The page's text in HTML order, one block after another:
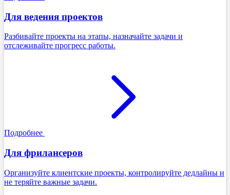
Для ведения проектов
Разбивайте проекты на этапы, назначайте задачи и
отслеживайте прогресс работы.
Подробнее
Для фрилансеров
Организуйте клиентские проекты, контролируйте дедлайны и
не теряйте важные задачи.